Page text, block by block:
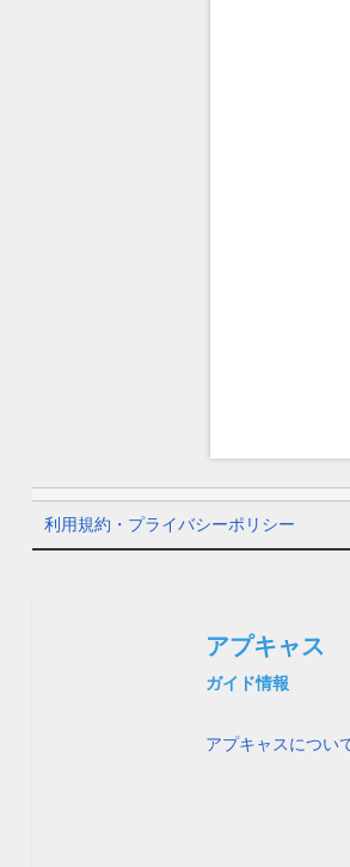
利用規約・プライバシーポリシー
アプキャス
ガイド情報
アプキャスについ